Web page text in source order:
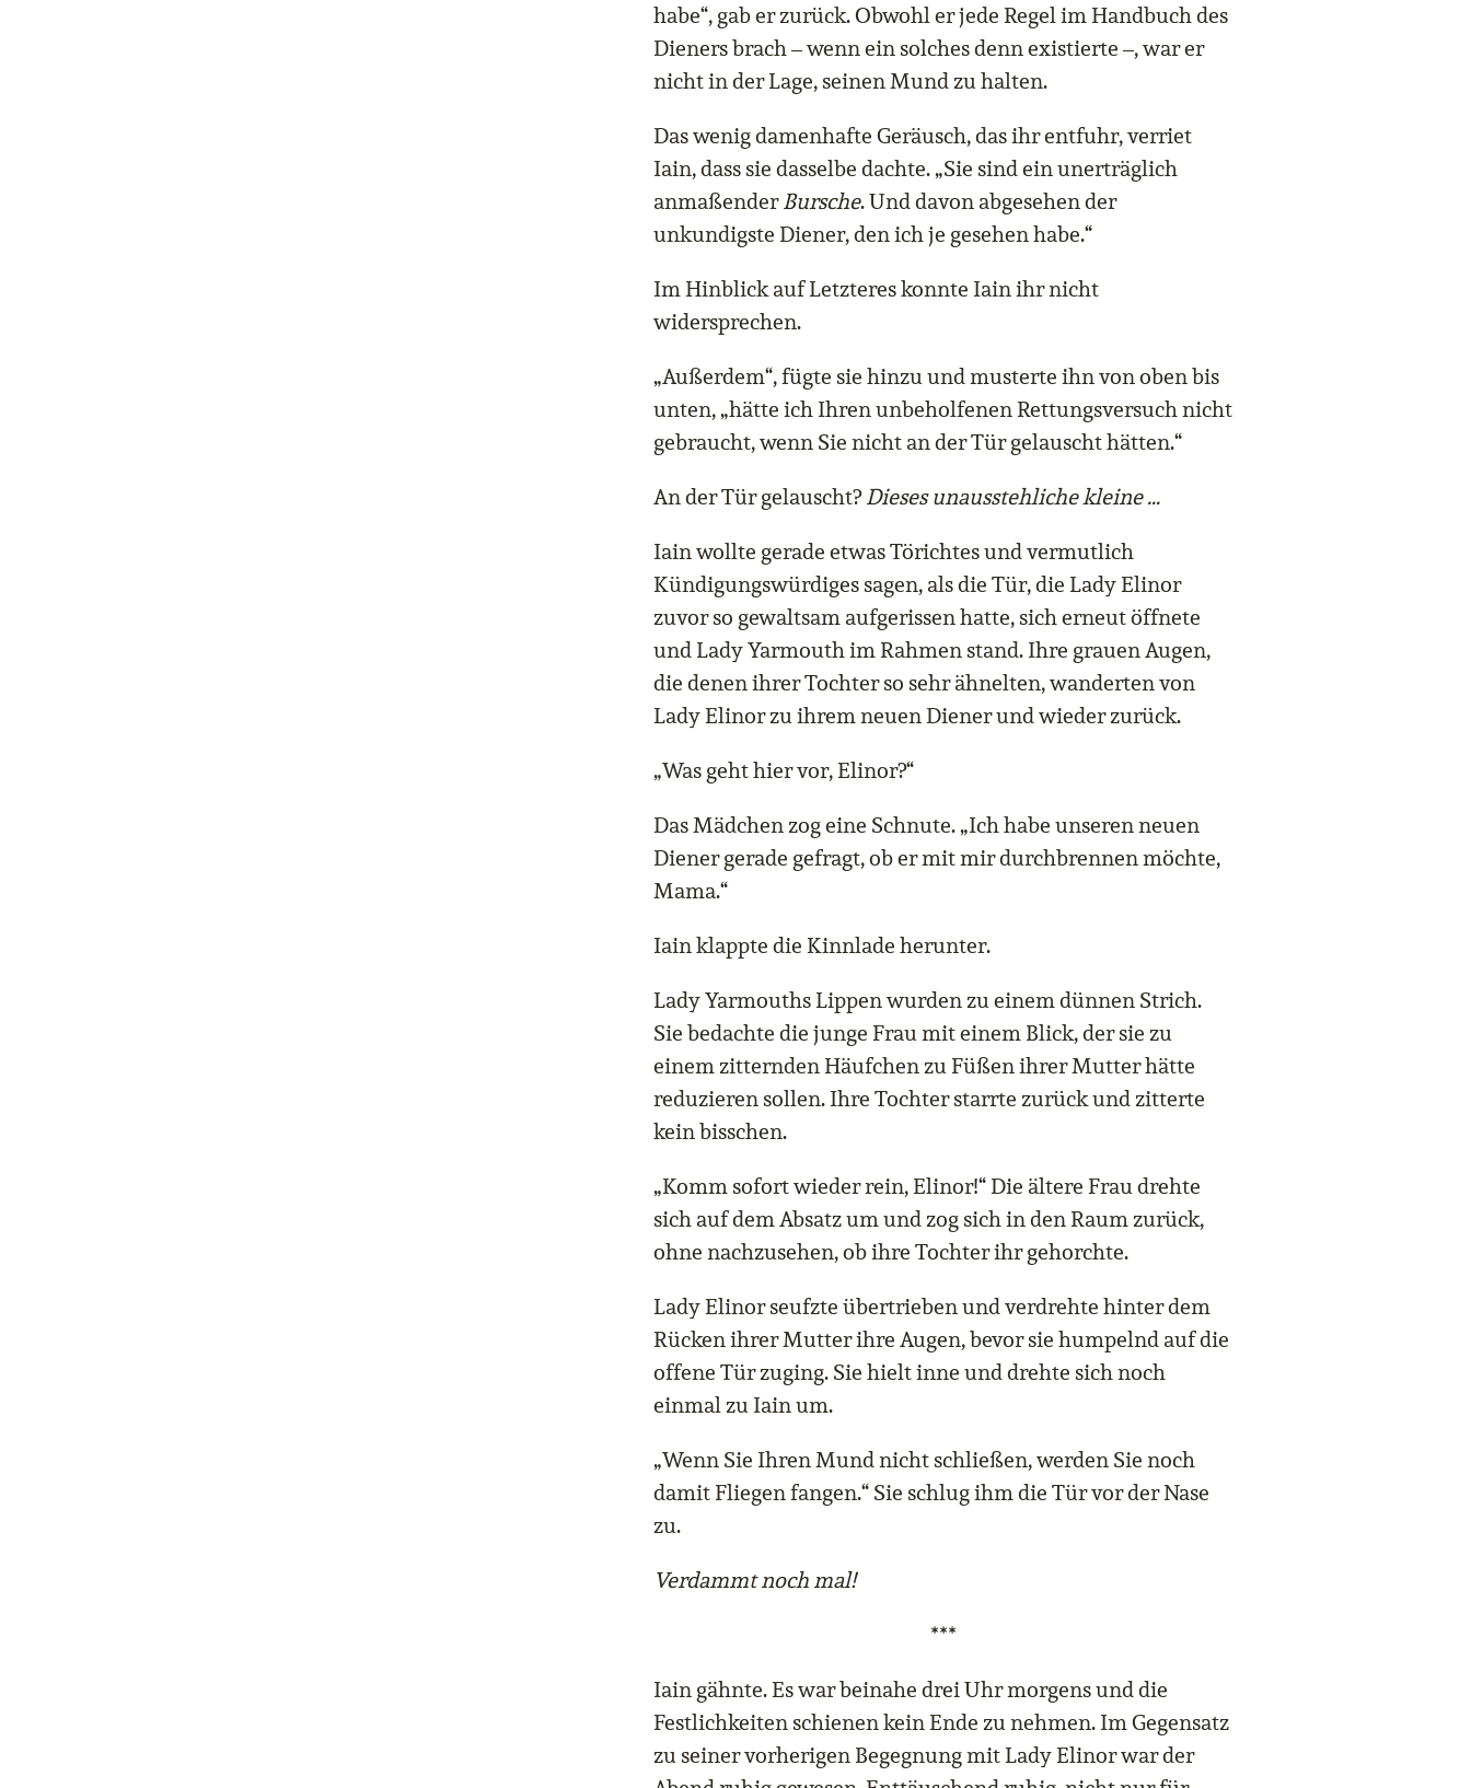
habe“, gab er zurück. Obwohl er jede Regel im Handbuch des
Dieners brach – wenn ein solches denn existierte –, war er
nicht in der Lage, seinen Mund zu halten.
Das wenig damenhafte Geräusch, das ihr entfuhr, verriet
Iain, dass sie dasselbe dachte. „Sie sind ein unerträglich
anmaßenderBursche. Und davon abgesehen der
unkundigste Diener, den ich je gesehen habe.“
Im Hinblick auf Letzteres konnte Iain ihr nicht
widersprechen.
„Außerdem“, fügte sie hinzu und musterte ihn von oben bis
unten, „hätte ich Ihren unbeholfenen Rettungsversuch nicht
gebraucht, wenn Sie nicht an der Tür gelauscht hätten.“
An der Tür gelauscht?Dieses unausstehliche kleine …
Iain wollte gerade etwas Törichtes und vermutlich
Kündigungswürdiges sagen, als die Tür, die Lady Elinor
zuvor so gewaltsam aufgerissen hatte, sich erneut öffnete
und Lady Yarmouth im Rahmen stand. Ihre grauen Augen,
die denen ihrer Tochter so sehr ähnelten, wanderten von
Lady Elinor zu ihrem neuen Diener und wieder zurück.
„Was geht hier vor, Elinor?“
Das Mädchen zog eine Schnute. „Ich habe unseren neuen
Diener gerade gefragt, ob er mit mir durchbrennen möchte,
Mama.“
Iain klappte die Kinnlade herunter.
Lady Yarmouths Lippen wurden zu einem dünnen Strich.
Sie bedachte die junge Frau mit einem Blick, der sie zu
einem zitternden Häufchen zu Füßen ihrer Mutter hätte
reduzieren sollen. Ihre Tochter starrte zurück und zitterte
kein bisschen.
„Komm sofort wieder rein, Elinor!“ Die ältere Frau drehte
sich auf dem Absatz um und zog sich in den Raum zurück,
ohne nachzusehen, ob ihre Tochter ihr gehorchte.
Lady Elinor seufzte übertrieben und verdrehte hinter dem
Rücken ihrer Mutter ihre Augen, bevor sie humpelnd auf die
offene Tür zuging. Sie hielt inne und drehte sich noch
einmal zu Iain um.
„Wenn Sie Ihren Mund nicht schließen, werden Sie noch
damit Fliegen fangen.“ Sie schlug ihm die Tür vor der Nase
zu.
Verdammt noch mal!
***
Iain gähnte. Es war beinahe drei Uhr morgens und die
Festlichkeiten schienen kein Ende zu nehmen. Im Gegensatz
zu seiner vorherigen Begegnung mit Lady Elinor war der